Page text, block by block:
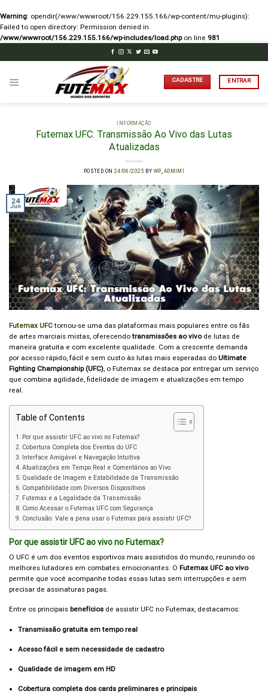
Warning: opendir(/www/wwwroot/156.229.155.166/wp-content/mu-plugins):
Failed to open directory: Permission denied in
/www/wwwroot/156.229.155.166/wp-includes/load.phpon line 981
CADASTRE ENTRAR
INFORMAÇÃO
Futemax UFC: Transmissão Ao Vivo das Lutas
Atualizadas
POSTED ON 24/06/2025 BY WP_ADMIMI
24
Jun
Futemax UFCtornou-se uma das plataformas mais populares entre os fãs
de artes marciais mistas, oferecendotransmissões ao vivode lutas de
maneira gratuita e com excelente qualidade. Com a crescente demanda
por acesso rápido, fácil e sem custo às lutas mais esperadas do Ultimate
Fighting Championship (UFC), o Futemax se destaca por entregar um serviço
que combina agilidade, fidelidade de imagem e atualizações em tempo
real.
Table of Contents
Por que assistir UFC ao vivo no Futemax?
Cobertura Completa dos Eventos do UFC
Interface Amigável e Navegação Intuitiva
Atualizações em Tempo Real e Comentários ao Vivo
Qualidade de Imagem e Estabilidade da Transmissão
Compatibilidade com Diversos Dispositivos
Futemax e a Legalidade da Transmissão
Como Acessar o Futemax UFC com Segurança
Conclusão: Vale a pena usar o Futemax para assistir UFC?
Por que assistir UFC ao vivo no Futemax?
O UFC é um dos eventos esportivos mais assistidos do mundo, reunindo os
melhores lutadores em combates emocionantes. O Futemax UFC ao vivo
permite que você acompanhe todas essas lutas sem interrupções e sem
precisar de assinaturas pagas.
Entre os principais benefícios de assistir UFC no Futemax, destacamos:
Transmissão gratuita em tempo real
Acesso fácil e sem necessidade de cadastro
Qualidade de imagem em HD
Cobertura completa dos cards preliminares e principais